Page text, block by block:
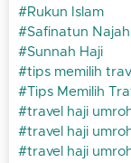
Rukun Islam
Safinatun
Sunnah Haji
tips memilih
Tips Memilih
travel haji
travel haji
travel haji